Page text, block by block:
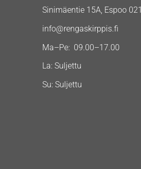
Sinimäentie 15A, Espoo
info@rengaskirppis.fi
Ma–Pe: 09.00–17.00
La: Suljettu
Su: Suljettu